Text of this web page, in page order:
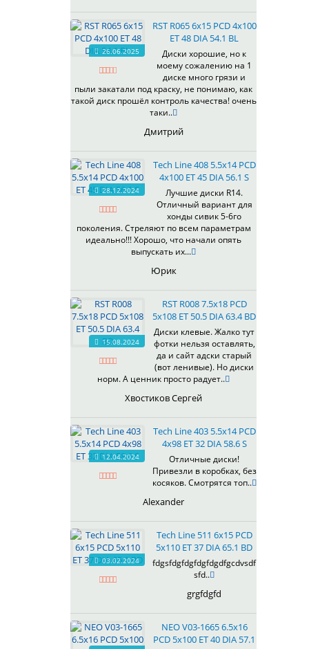
535
536
537
538
539
540
541
545
546
547
548
573
574
575
602
604
607
614
622
624
625
626
628
629
633
634
635
641
26.06.2025
RST R065 6x15 PCD 4x100
ET 48 DIA 54.1 BL
Диски хорошие, но к
моему сожалению на 1
диске много грязи и
пыли закатали под краску, не понимаю, как
такой диск прошёл контроль качества! очень
таки..
Дмитрий
28.12.2024
Tech Line 408 5.5x14 PCD
4x100 ET 45 DIA 56.1 S
Лучшие диски R14.
Отличный вариант для
хонды сивик 5-6го
поколения. Стреляют по всем параметрам
идеально!!! Хорошо, что начали опять
выпускать их...
Юрик
15.08.2024
RST R008 7.5x18 PCD
5x108 ET 50.5 DIA 63.4 BD
Диски клевые. Жалко тут
фотки нельзя оставлять,
да и сайт адски старый
(вот ленивые). Но диски
норм. А ценник просто радует..
Хвостиков Сергей
12.04.2024
Tech Line 403 5.5x14 PCD
4x98 ET 32 DIA 58.6 S
Отличные диски!
Привезли в коробках, без
косяков. Смотрятся топ..
Alexander
03.02.2024
Tech Line 511 6x15 PCD
5x110 ET 37 DIA 65.1 BD
fdgsfdgfdgfdgfdgdfgcdvsdf
sfd..
grgfdgfd
NEO V03-1665 6.5x16
PCD 5x100 ET 40 DIA 57.1